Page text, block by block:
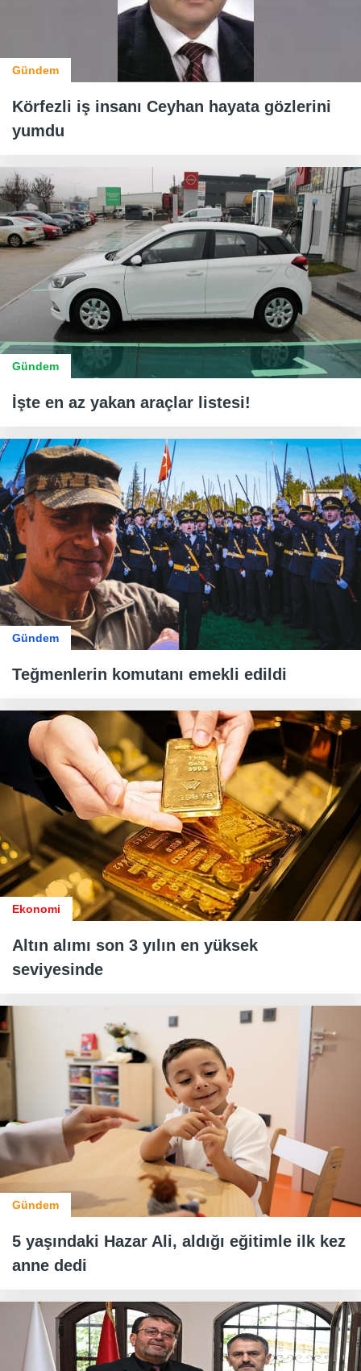
Gündem
Körfezli iş insanı Ceyhan hayata gözlerini
yumdu
Gündem
İşte en az yakan araçlar listesi!
Gündem
Teğmenlerin komutanı emekli edildi
Ekonomi
Altın alımı son 3 yılın en yüksek
seviyesinde
Gündem
5 yaşındaki Hazar Ali, aldığı eğitimle ilk kez
anne dedi